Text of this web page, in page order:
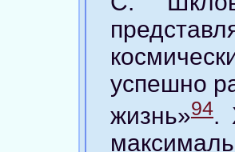
успешно
жизнь»94.